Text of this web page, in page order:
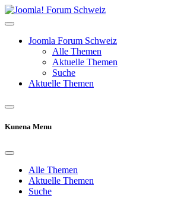
Joomla Forum Schweiz
Alle Themen
Aktuelle Themen
Suche
Aktuelle Themen
Kunena Menu
Alle Themen
Aktuelle Themen
Suche